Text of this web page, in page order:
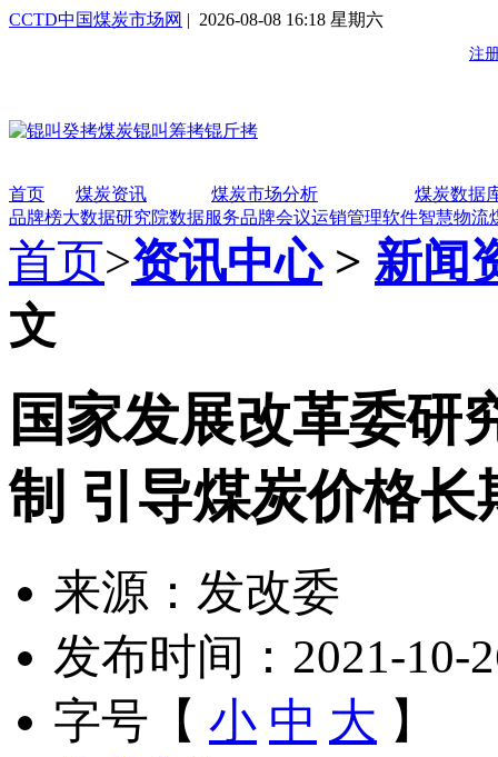
CCTD中国煤炭市场网 | 2026-08-08 16:18 星期六
首页 煤炭资讯 煤炭市场分析
煤炭数据
品牌榜大数据研究院数据服务品牌会议运销管理软件智慧物流
首页>资讯中心> 新闻
文
国家发展改革委研
制 引导煤炭价格
来源：发改委
发布时间：2021-10-
字号【 小 中 大 】